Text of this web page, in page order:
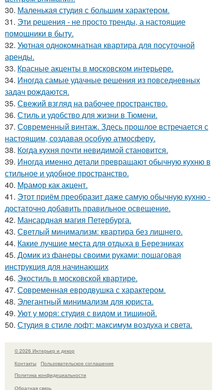
30. Маленькая студия с большим характером.
31. Эти решения - не просто тренды, а настоящие
помощники в быту.
32. Уютная однокомнатная квартира для посуточной
аренды.
33. Красные акценты в московском интерьере.
34. Иногда самые удачные решения из повседневных
задач рождаются.
35. Свежий взгляд на рабочее пространство.
36. Стиль и удобство для жизни в Тюмени.
37. Современный винтаж. Здесь прошлое встречается с
настоящим, создавая особую атмосферу.
38. Когда кухня почти невидимой становится.
39. Иногда именно детали превращают обычную кухню в
стильное и удобное пространство.
40. Мрамор как акцент.
41. Этот приём преобразит даже самую обычную кухню -
достаточно добавить правильное освещение.
42. Мансардная магия Петербурга.
43. Светлый минимализм: квартира без лишнего.
44. Какие лучшие места для отдыха в Березниках
45. Домик из фанеры своими руками: пошаговая
инструкция для начинающих
46. Экостиль в московской квартире.
47. Современная евродвушка с характером.
48. Элегантный минимализм для юриста.
49. Уют у моря: студия с видом и тишиной.
50. Студия в стиле лофт: максимум воздуха и света.
© 2026 Интерьер и декор
Контакты
Пользовательское соглашение
Политика конфидециальности
Обратная связь